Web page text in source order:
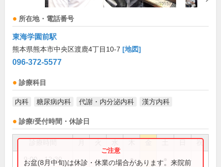
所在地・電話番号
東海学園前駅
熊本県熊本市中央区渡鹿4丁目10-7 [地図]
096-372-5577
診療科目
内科 糖尿病内科 代謝・内分泌内科 漢方内科
診療/受付時間・休診日
祝
9:00～12:30 ●
お盆(8月中旬)は休診・休業の場合があります。来院前